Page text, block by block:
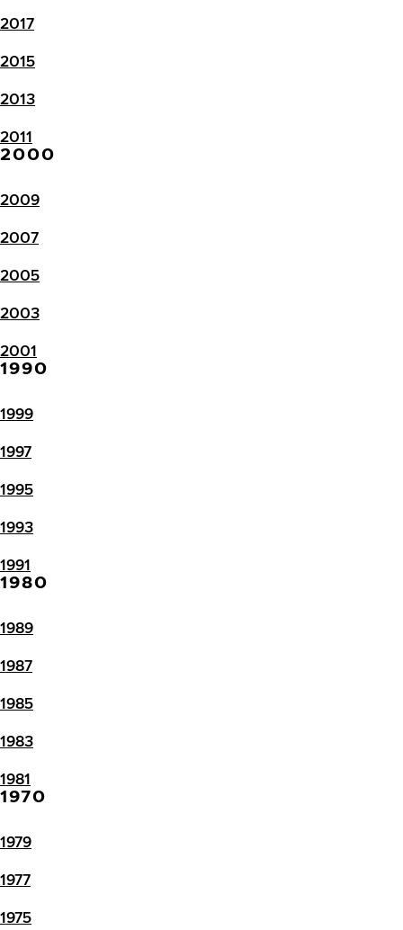
2017
2015
2013
2011
2000
2009
2007
2005
2003
2001
1990
1999
1997
1995
1993
1991
1980
1989
1987
1985
1983
1981
1970
1979
1977
1975